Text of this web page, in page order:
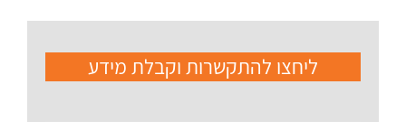
ליחצו להתקשרות וקבלת מידע